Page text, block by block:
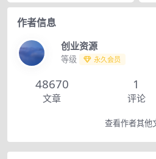
作者信息
创业资源
等级 永久会员
48670
文章
1
评论
查看作者其他